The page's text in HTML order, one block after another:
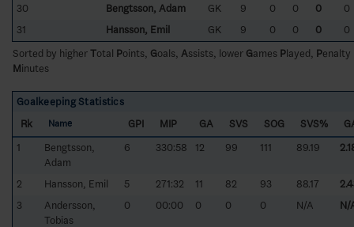
30
Bengtsson, Adam GK 9 0 0 0
0
31
Hansson, Emil GK 9 0 0 0
0
Sorted by higherTotal Points, Goals, Assists, lower Games Played, Penalty
Minutes
Goalkeeping Statistics
Rk
Name GPI MIP GA SVS SOG SVS%
1
Bengtsson,
Adam
6 330:58 12 99 111 89.19
2 Hansson, Emil 5 271:32 11 82 93 88.17
3
Andersson,
Tobias
0 00:00 0 0 0 N/A N/